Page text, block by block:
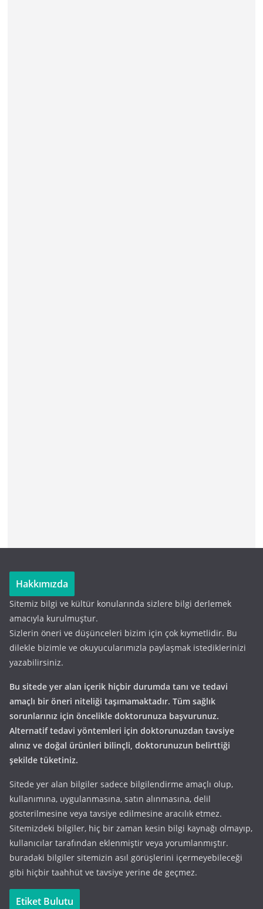
Hakkımızda
Sitemiz bilgi ve kültür konularında sizlere bilgi derlemek
amacıyla kurulmuştur.
Sizlerin öneri ve düşünceleri bizim için çok kıymetlidir. Bu
dilekle bizimle ve okuyucularımızla paylaşmak istediklerinizi
yazabilirsiniz.
Bu sitede yer alan içerik hiçbir durumda tanı ve tedavi
amaçlı bir öneri niteliği taşımamaktadır. Tüm sağlık
sorunlarınız için öncelikle doktorunuza başvurunuz.
Alternatif tedavi yöntemleri için doktorunuzdan tavsiye
alınız ve doğal ürünleri bilinçli, doktorunuzun belirttiği
şekilde tüketiniz.
Sitede yer alan bilgiler sadece bilgilendirme amaçlı olup,
kullanımına, uygulanmasına, satın alınmasına, delil
gösterilmesine veya tavsiye edilmesine aracılık etmez.
Sitemizdeki bilgiler, hiç bir zaman kesin bilgi kaynağı olmayıp,
kullanıcılar tarafından eklenmiştir veya yorumlanmıştır.
buradaki bilgiler sitemizin asıl görüşlerini içermeyebileceği
gibi hiçbir taahhüt ve tavsiye yerine de geçmez.
Etiket Bulutu